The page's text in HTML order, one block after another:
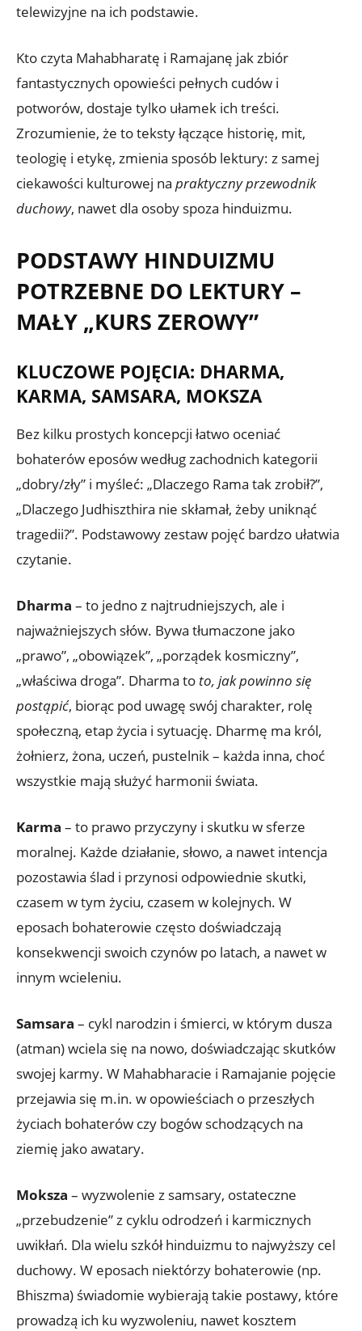
telewizyjne na ich podstawie.
Kto czyta Mahabharatę i Ramajanę jak zbiór
fantastycznych opowieści pełnych cudów i
potworów, dostaje tylko ułamek ich treści.
Zrozumienie, że to teksty łączące historię, mit,
teologię i etykę, zmienia sposób lektury: z samej
ciekawości kulturowej na praktyczny przewodnik
duchowy, nawet dla osoby spoza hinduizmu.
PODSTAWY HINDUIZMU
POTRZEBNE DO LEKTURY –
MAŁY „KURS ZEROWY”
KLUCZOWE POJĘCIA: DHARMA,
KARMA, SAMSARA, MOKSZA
Bez kilku prostych koncepcji łatwo oceniać
bohaterów eposów według zachodnich kategorii
„dobry/zły” i myśleć: „Dlaczego Rama tak zrobił?”,
„Dlaczego Judhiszthira nie skłamał, żeby uniknąć
tragedii?”. Podstawowy zestaw pojęć bardzo ułatwia
czytanie.
Dharma – to jedno z najtrudniejszych, ale i
najważniejszych słów. Bywa tłumaczone jako
„prawo”, „obowiązek”, „porządek kosmiczny”,
„właściwa droga”. Dharma toto, jak powinno się
postąpić, biorąc pod uwagę swój charakter, rolę
społeczną, etap życia i sytuację. Dharmę ma król,
żołnierz, żona, uczeń, pustelnik – każda inna, choć
wszystkie mają służyć harmonii świata.
Karma – to prawo przyczyny i skutku w sferze
moralnej. Każde działanie, słowo, a nawet intencja
pozostawia ślad i przynosi odpowiednie skutki,
czasem w tym życiu, czasem w kolejnych. W
eposach bohaterowie często doświadczają
konsekwencji swoich czynów po latach, a nawet w
innym wcieleniu.
Samsara – cykl narodzin i śmierci, w którym dusza
(atman) wciela się na nowo, doświadczając skutków
swojej karmy. W Mahabharacie i Ramajanie pojęcie
przejawia się m.in. w opowieściach o przeszłych
życiach bohaterów czy bogów schodzących na
ziemię jako awatary.
Moksza – wyzwolenie z samsary, ostateczne
„przebudzenie” z cyklu odrodzeń i karmicznych
uwikłań. Dla wielu szkół hinduizmu to najwyższy cel
duchowy. W eposach niektórzy bohaterowie (np.
Bhiszma) świadomie wybierają takie postawy, które
prowadzą ich ku wyzwoleniu, nawet kosztem